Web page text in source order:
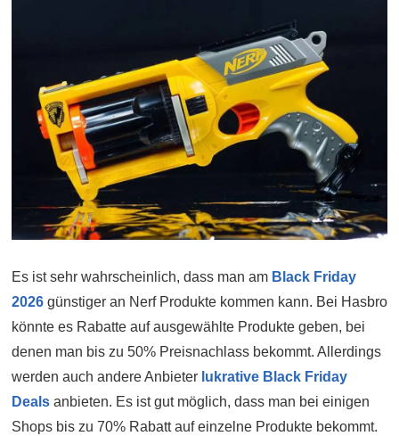
Es ist sehr wahrscheinlich, dass man am Black Friday
2026 günstiger an Nerf Produkte kommen kann. Bei Hasbro
könnte es Rabatte auf ausgewählte Produkte geben, bei
denen man bis zu 50% Preisnachlass bekommt. Allerdings
werden auch andere Anbieter lukrative Black Friday
Deals anbieten. Es ist gut möglich, dass man bei einigen
Shops bis zu 70% Rabatt auf einzelne Produkte bekommt.